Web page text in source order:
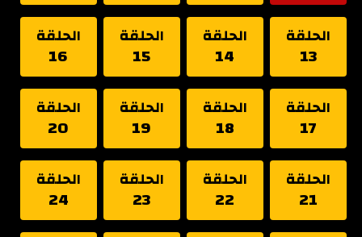
الحلقة
13
الحلقة
14
الحلقة
15
الحلقة
16
الحلقة
17
الحلقة
18
الحلقة
19
الحلقة
20
الحلقة
21
الحلقة
22
الحلقة
23
الحلقة
24